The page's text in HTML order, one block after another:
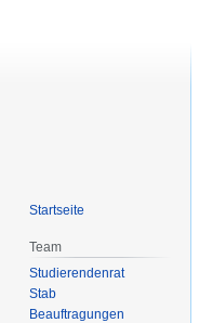
Startseite
Team
Studierendenrat
Stab
Beauftragungen